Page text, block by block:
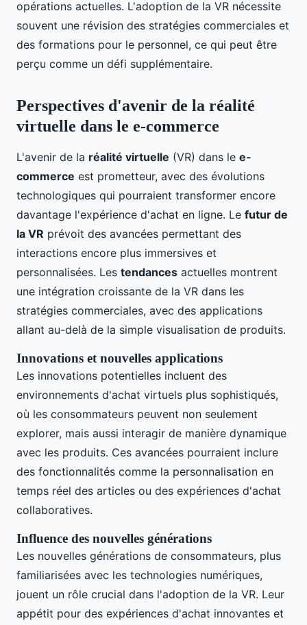
opérations actuelles. L'adoption de la VR nécessite
souvent une révision des stratégies commerciales et
des formations pour le personnel, ce qui peut être
perçu comme un défi supplémentaire.
Perspectives d'avenir de la réalité
virtuelle dans le e-commerce
L'avenir de la réalité virtuelle (VR) dans le e-
commerce est prometteur, avec des évolutions
technologiques qui pourraient transformer encore
davantage l'expérience d'achat en ligne. Le futur de
la VR prévoit des avancées permettant des
interactions encore plus immersives et
personnalisées. Les tendances actuelles montrent
une intégration croissante de la VR dans les
stratégies commerciales, avec des applications
allant au-delà de la simple visualisation de produits.
Innovations et nouvelles applications
Les innovations potentielles incluent des
environnements d'achat virtuels plus sophistiqués,
où les consommateurs peuvent non seulement
explorer, mais aussi interagir de manière dynamique
avec les produits. Ces avancées pourraient inclure
des fonctionnalités comme la personnalisation en
temps réel des articles ou des expériences d'achat
collaboratives.
Influence des nouvelles générations
Les nouvelles générations de consommateurs, plus
familiarisées avec les technologies numériques,
jouent un rôle crucial dans l'adoption de la VR. Leur
appétit pour des expériences d'achat innovantes et